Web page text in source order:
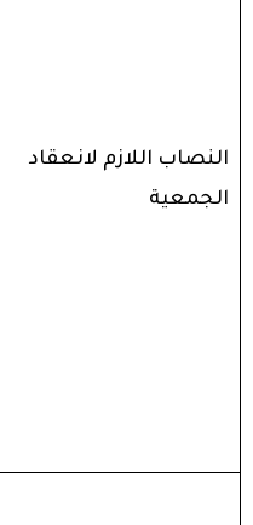
النصاب اللازم لانعقاد
الجمعية